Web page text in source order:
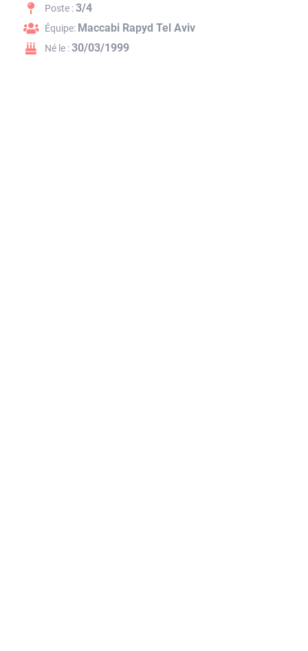
Poste :3/4
Équipe: Maccabi Rapyd Tel Aviv
Né le :30/03/1999